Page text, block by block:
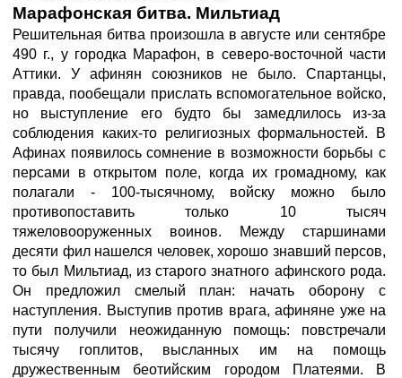
Марафонская битва. Мильтиад
Решительная битва произошла в августе или сентябре
490 г., у городка Марафон, в северо-восточной части
Аттики. У афинян союзников не было. Спартанцы,
правда, пообещали прислать вспомогательное войско,
но выступление его будто бы замедлилось из-за
соблюдения каких-то религиозных формальностей. В
Афинах появилось сомнение в возможности борьбы с
персами в открытом поле, когда их громадному, как
полагали - 100-тысячному, войску можно было
противопоставить только 10 тысяч
тяжеловооруженных воинов. Между старшинами
десяти фил нашелся человек, хорошо знавший персов,
то был Мильтиад, из старого знатного афинского рода.
Он предложил смелый план: начать оборону с
наступления. Выступив против врага, афиняне уже на
пути получили неожиданную помощь: повстречали
тысячу гоплитов, высланных им на помощь
дружественным беотийским городом Платеями. В